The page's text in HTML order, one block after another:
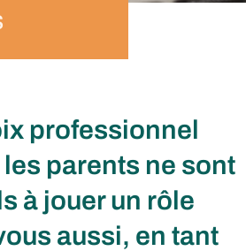
professionnel
parents ne sont
à jouer un rôle
aussi, en tant